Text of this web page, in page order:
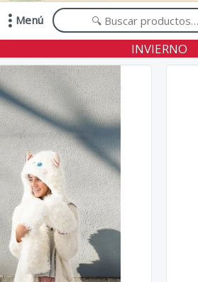
Menú
Comprá online productos de en JLINVIERNO